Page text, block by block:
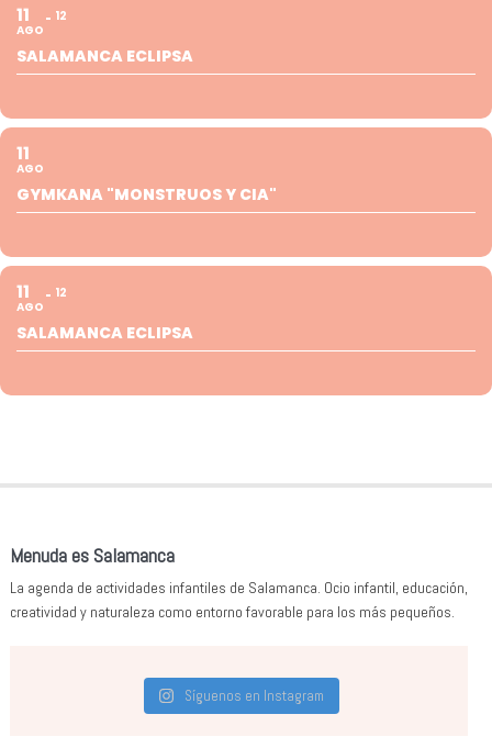
11
AGO
12
SALAMANCA ECLIPSA
11
AGO
GYMKANA "MONSTRUOS Y CIA"
11
AGO
12
SALAMANCA ECLIPSA
Menuda es Salamanca
La agenda de actividades infantiles de Salamanca. Ocio infantil, educación,
creatividad y naturaleza como entorno favorable para los más pequeños.
Síguenos en Instagram